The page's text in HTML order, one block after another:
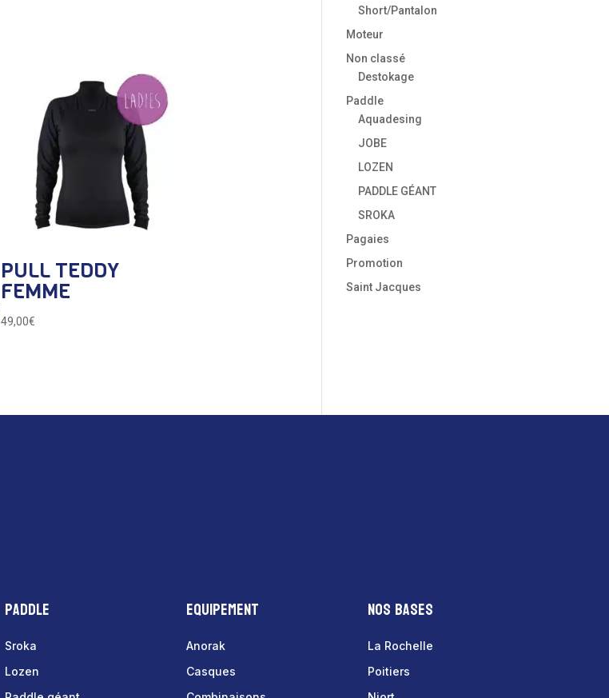
PULL TEDDY
FEMME
49,00€
Short/Pantalon
Moteur
Non classé
Destokage
Paddle
Aquadesing
JOBE
LOZEN
PADDLE GÉANT
SROKA
Pagaies
Promotion
Saint Jacques
Paddle
Sroka
Lozen
Equipement
Anorak
Casques
Nos bases
La Rochelle
Poitiers